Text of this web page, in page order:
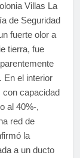
Villas La
de Seguridad
fuerte olor a
tierra, fue
En el interior
con capacidad
al 40%-,
red de
la
a un ducto